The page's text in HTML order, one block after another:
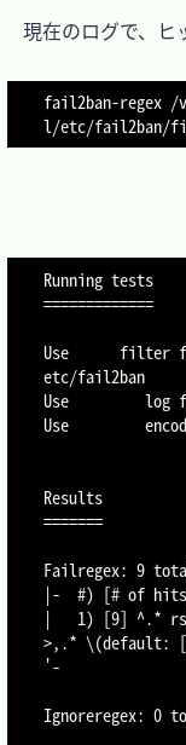
現在のログで、ヒ
fail2ban-regex /
Running tests
=============
Use      filter
etc/fail2ban
Use         log
Use
Results
=======
Failregex: 9
|-  #) [# of
|   1) [9] ^.*
>,.* \(default:
'-
Ignoreregex: 0